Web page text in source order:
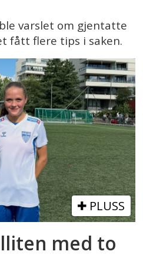
varslet om gjentatte
fått flere tips i saken.
PLUSS
med to